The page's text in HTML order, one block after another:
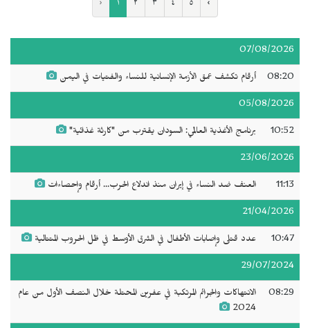
‹ ١ ٢ ٣ ٤ ٥ ›
07/08/2026
08:20 أرقام تكشف عمق الأزمة الإنسانية للنساء والفتيات في اليمن
05/08/2026
10:52 برنامج الأغذية العالمي: السودان يقترب من "كارثة غذائية"
23/06/2026
11:13 العنف ضد النساء في إيران منذ اندلاع الحرب... أرقام وإحصاءات
21/04/2026
10:47 عدد قتلى وإصابات الأطفال في الشرق الأوسط في ظل الحروب المتتالية
29/07/2024
08:29
الانتهاكات والجرائم المرتكبة في عفرين المحتلة خلال النصف الأول من عام
2024